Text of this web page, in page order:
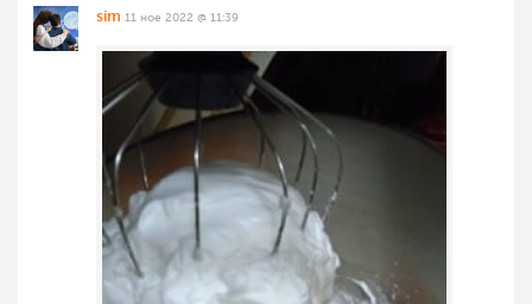
sim 11 ное 2022 @ 11:39